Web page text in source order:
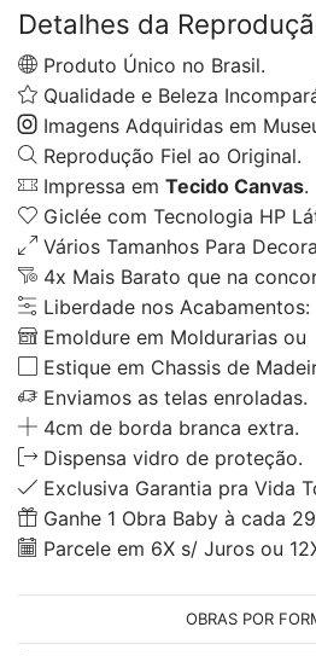
Detalhes da
Produto Único no Brasil.
Qualidade e Beleza
Imagens Adquiridas em
Reprodução Fiel ao Original.
Impressa em Tecido Canvas.
Giclée com Tecnologia HP
Vários Tamanhos Para
4x Mais Barato que na
Liberdade nos Acabamentos:
Emoldure em Moldurarias ou
Estique em Chassis de
Enviamos as telas enroladas.
4cm de borda branca extra.
Dispensa vidro de proteção.
Exclusiva Garantia pra Vida
Ganhe 1 Obra Baby à cada
Parcele em 6X s/ Juros ou
OBRAS POR